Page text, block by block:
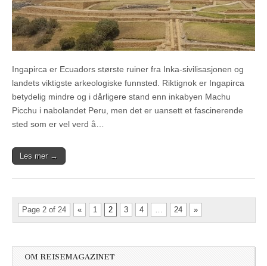
Ingapirca er Ecuadors største ruiner fra Inka-sivilisasjonen og
landets viktigste arkeologiske funnsted. Riktignok er Ingapirca
betydelig mindre og i dårligere stand enn inkabyen Machu
Picchu i nabolandet Peru, men det er uansett et fascinerende
sted som er vel verd å…
Les mer →
Page 2 of 24 « 1 2 3 4 … 24 »
OM REISEMAGAZINET